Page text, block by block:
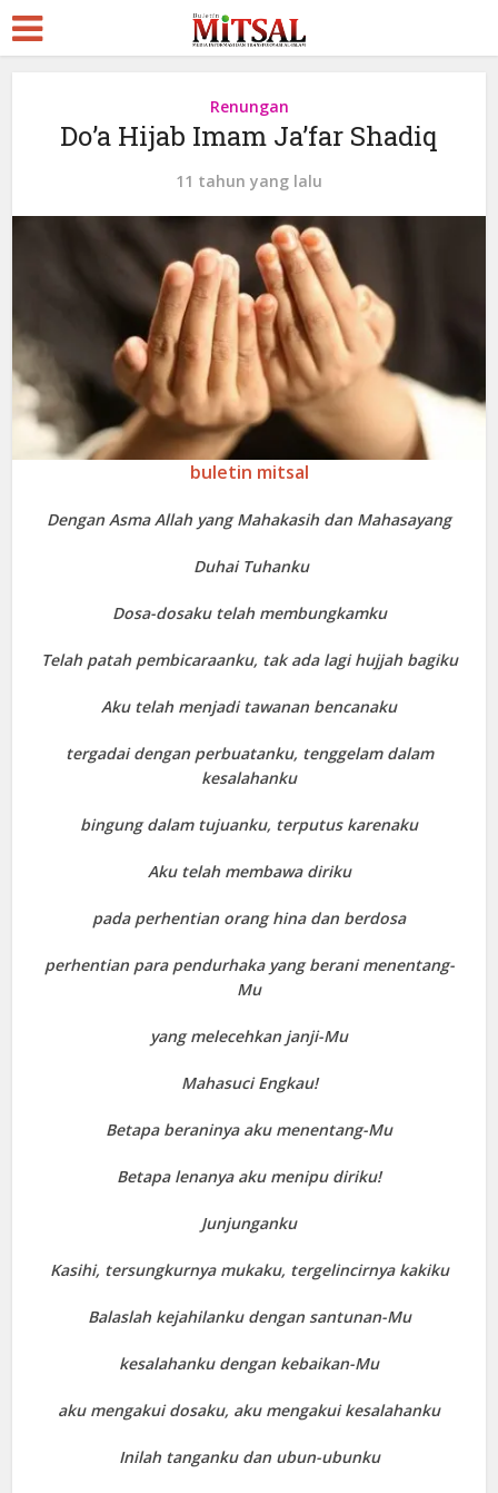
Renungan
Do’a Hijab Imam Ja’far Shadiq
11 tahun yang lalu
buletin mitsal
Dengan Asma Allah yang Mahakasih dan Mahasayang
Duhai Tuhanku
Dosa-dosaku telah membungkamku
Telah patah pembicaraanku, tak ada lagi hujjah bagiku
Aku telah menjadi tawanan bencanaku
tergadai dengan perbuatanku, tenggelam dalam
kesalahanku
bingung dalam tujuanku, terputus karenaku
Aku telah membawa diriku
pada perhentian orang hina dan berdosa
perhentian para pendurhaka yang berani menentang-
Mu
yang melecehkan janji-Mu
Mahasuci Engkau!
Betapa beraninya aku menentang-Mu
Betapa lenanya aku menipu diriku!
Junjunganku
Kasihi, tersungkurnya mukaku, tergelincirnya kakiku
Balaslah kejahilanku dengan santunan-Mu
kesalahanku dengan kebaikan-Mu
aku mengakui dosaku, aku mengakui kesalahanku
Inilah tanganku dan ubun-ubunku